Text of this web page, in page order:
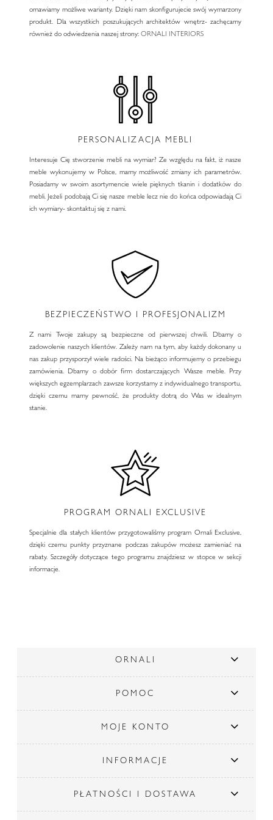
omawiamy możliwe warianty. Dzięki nam skonfigurujecie swój wymarzony
produkt. Dla wszystkich poszukujących architektów wnętrz- zachęcamy
również do odwiedzenia naszej strony:ORNALI INTERIORS
PERSONALIZACJA MEBLI
Interesuje Cię stworzenie mebli na wymiar? Ze względu na fakt, iż nasze
meble wykonujemy w Polsce, mamy możliwość zmiany ich parametrów.
Posiadamy w swoim asortymencie wiele pięknych tkanin i dodatków do
mebli. Jeżeli podobają Ci się nasze meble lecz nie do końca odpowiadają Ci
ich wymiary- skontaktuj się z nami.
BEZPIECZEŃSTWO I PROFESJONALIZM
Z nami Twoje zakupy są bezpieczne od pierwszej chwili. Dbamy o
zadowolenie naszych klientów. Zależy nam na tym, aby każdy dokonany u
nas zakup przysporzył wiele radości. Na bieżąco informujemy o przebiegu
zamówienia. Dbamy o dobór firm dostarczających Wasze meble. Przy
większych egzemplarzach zawsze korzystamy z indywidualnego transportu,
dzięki czemu mamy pewność, że produkty dotrą do Was w idealnym
stanie.
PROGRAM ORNALI EXCLUSIVE
Specjalnie dla stałych klientów przygotowaliśmy program Ornali Exclusive,
dzięki czemu punkty przyznane podczas zakupów możesz zamieniać na
rabaty. Szczegóły dotyczące tego programu znajdziesz w stopce w sekcji
informacje.
ORNALI
POMOC
MOJE KONTO
INFORMACJE
PŁATNOŚCI I DOSTAWA